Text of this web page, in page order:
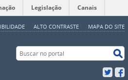
ALTO CONTRASTE MAPA DO SITE
Legislação Canais
Buscar no portal
Twitter